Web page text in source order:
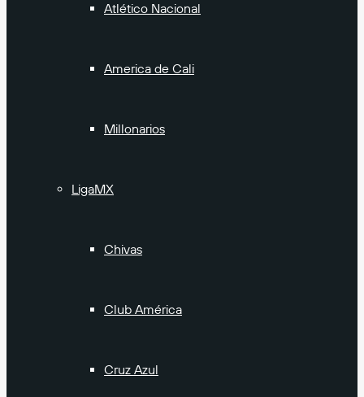
Atlético Nacional
America de Cali
Millonarios
LigaMX
Chivas
Club América
Cruz Azul